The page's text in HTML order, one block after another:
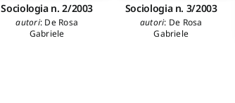
Sociologia n. 2/2003
autori: De Rosa
Gabriele
Sociologia n. 3/2003
autori: De Rosa
Gabriele